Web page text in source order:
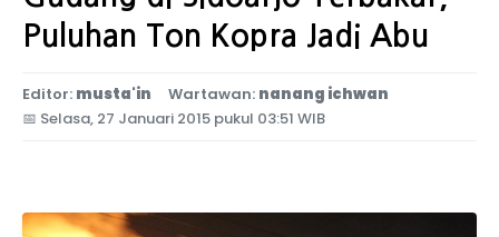
Puluhan Ton Kopra Jadi Abu
Editor: musta'in Wartawan: nanang ichwan
📅 Selasa, 27 Januari 2015 pukul 03:51 WIB